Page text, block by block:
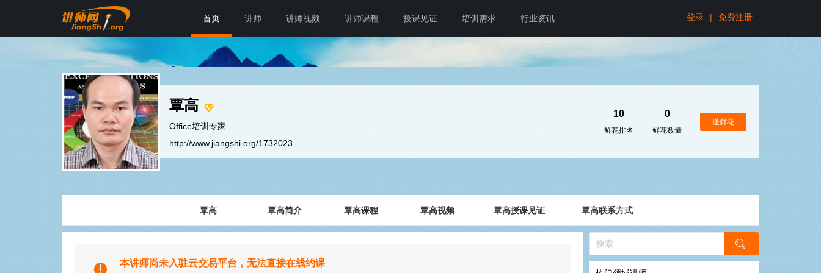
首页 讲师 讲师视频 讲师课程 授课见证 培训需求 行业资讯 登录 | 免费注册
覃高
Office培训专家
http://www.jiangshi.org/1732023
10
鲜花排名
0
鲜花数量
送鲜花
覃高 覃高简介 覃高课程 覃高视频 覃高授课见证 覃高联系方式
本讲师尚未入驻云交易平台，无法直接在线约课